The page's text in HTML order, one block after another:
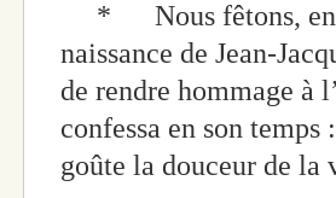
* Nous fêtons, en
naissance de Jean-
de rendre hommage à
confessa en son
goûte la douceur de